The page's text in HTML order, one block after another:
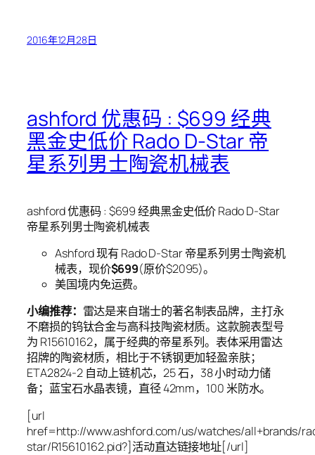
2016年12月28日
ashford 优惠码 : $699 经典
黑金史低价 Rado D-Star 帝
星系列男士陶瓷机械表
ashford 优惠码 : $699 经典黑金史低价 Rado D-Star
帝星系列男士陶瓷机械表
Ashford 现有 Rado D-Star 帝星系列男士陶瓷机
械表，现价$699(原价$2095)。
美国境内免运费。
小编推荐： 雷达是来自瑞士的著名制表品牌，主打永
不磨损的钨钛合金与高科技陶瓷材质。这款腕表型号
为 R15610162，属于经典的帝星系列。表体采用雷达
招牌的陶瓷材质，相比于不锈钢更加轻盈亲肤；
ETA2824-2 自动上链机芯，25 石，38 小时动力储
备；蓝宝石水晶表镜，直径 42mm，100 米防水。
[url
href=http://www.ashford.com/us/watches/all+brands/
star/R15610162.pid?]活动直达链接地址[/url]